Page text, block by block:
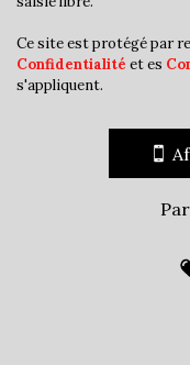
Taxe habitation
Taxe foncière
Habitants de
Habitants de 25 à
Familles sans
Familles avec 1 ou
Ce site est protégé par
Confidentialité et es
s'appliquent.